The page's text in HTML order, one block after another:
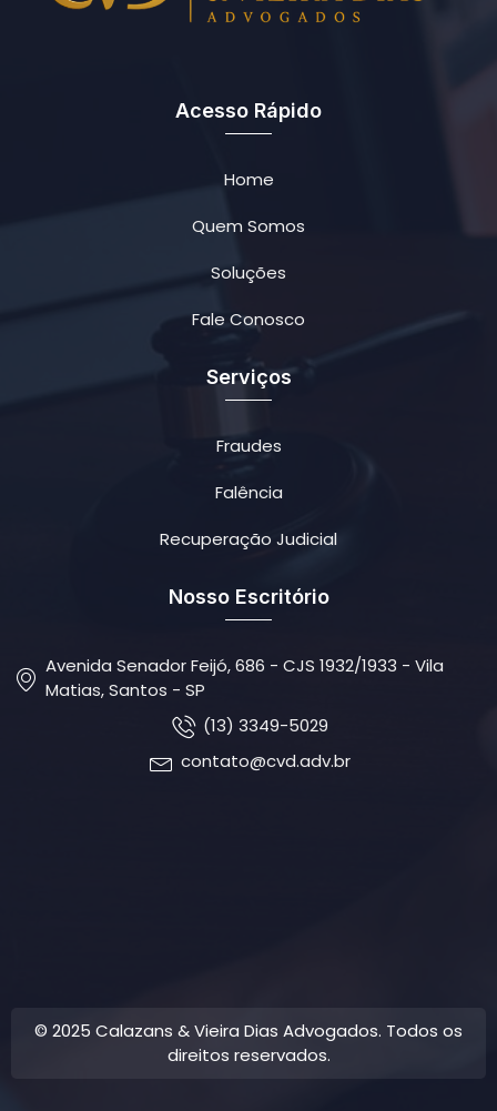
Acesso Rápido
Home
Quem Somos
Soluções
Fale Conosco
Serviços
Fraudes
Falência
Recuperação Judicial
Nosso Escritório
Avenida Senador Feijó, 686 - CJS 1932/1933 - Vila
Matias, Santos - SP
(13) 3349-5029
contato@cvd.adv.br
© 2025 Calazans & Vieira Dias Advogados. Todos os
direitos reservados.